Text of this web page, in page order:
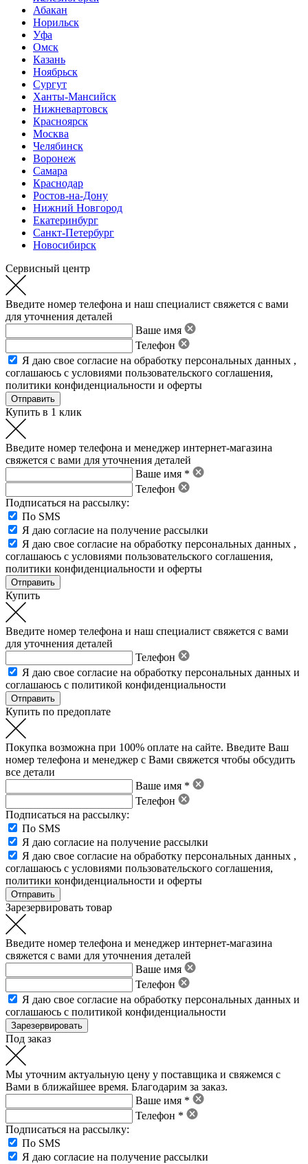
Абакан
Норильск
Уфа
Омск
Казань
Ноябрьск
Сургут
Ханты-Мансийск
Нижневартовск
Красноярск
Москва
Челябинск
Воронеж
Самара
Краснодар
Ростов-на-Дону
Нижний Новгород
Екатеринбург
Санкт-Петербург
Новосибирск
Сервисный центр
Введите номер телефона и наш специалист свяжется с вами
для уточнения деталей
Ваше имя
Телефон
Я даю свое согласие на обработку персональных данных ,
соглашаюсь с условиями пользовательского соглашения,
политики конфиденциальности и оферты
Купить в 1 клик
Введите номер телефона и менеджер интернет-магазина
свяжется с вами для уточнения деталей
Ваше имя *
Телефон
Подписаться на рассылку:
По SMS
Я даю согласие на получение рассылки
Я даю свое согласие на обработку персональных данных ,
соглашаюсь с условиями пользовательского соглашения,
политики конфиденциальности и оферты
Купить
Введите номер телефона и наш специалист свяжется с вами
для уточнения деталей
Телефон
Я даю свое согласие на обработку персональных данных и
соглашаюсь с политикой конфиденциальности
Купить по предоплате
Покупка возможна при 100% оплате на сайте. Введите Ваш
номер телефона и менеджер с Вами свяжется чтобы обсудить
все детали
Ваше имя *
Телефон
Подписаться на рассылку:
По SMS
Я даю согласие на получение рассылки
Я даю свое согласие на обработку персональных данных ,
соглашаюсь с условиями пользовательского соглашения,
политики конфиденциальности и оферты
Зарезервировать товар
Введите номер телефона и менеджер интернет-магазина
свяжется с вами для уточнения деталей
Ваше имя
Телефон
Я даю свое согласие на обработку персональных данных и
соглашаюсь с политикой конфиденциальности
Под заказ
Мы уточним актуальную цену у поставщика и свяжемся с
Вами в ближайшее время. Благодарим за заказ.
Ваше имя *
Телефон *
Подписаться на рассылку:
По SMS
Я даю согласие на получение рассылки